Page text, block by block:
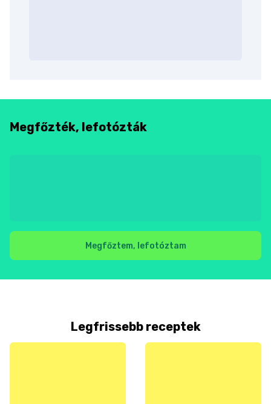
Megfőzték, lefotózták
Megfőztem, lefotóztam
Legfrissebb receptek